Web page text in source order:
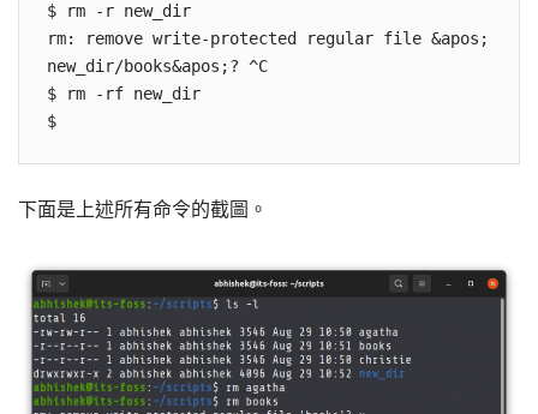
$ rm -r new_dir
rm: remove write-protected regular file &apos;
new_dir/books&apos;? ^C
$ rm -rf new_dir
下面是上述所有命令的截圖。